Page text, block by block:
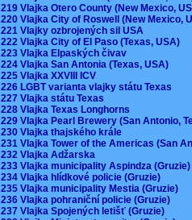
219 Vlajka Otero County (New Mexico,
220 Vlajka City of Roswell (New Mexico,
221 Vlajky ozbrojených sil USA
222 Vlajka City of El Paso (Texas, USA)
223 Vlajka Elpaských čivav
224 Vlajka San Antonia (Texas, USA)
225 Vlajka XXVIII ICV
226 LGBT varianta vlajky státu Texas
227 Vlajka státu Texas
228 Vlajka Texas Longhorns
229 Vlajka Pearl Brewery (San Antonio,
230 Vlajka thajského krále
231 Vlajka Tower of the Americas (San
232 Vlajka Adžarska
233 Vlajka municipality Aspindza
234 Vlajka hlídkové policie (Gruzie)
235 Vlajka municipality Mestia (Gruzie)
236 Vlajka pohraniční policie (Gruzie)
237 Vlajka Spojených letišť (Gruzie)